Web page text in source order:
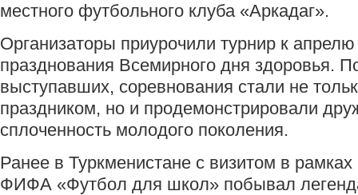
местного футбольного клуба «Аркадаг».
Организаторы приурочили турнир к
празднования Всемирного дня здоровья.
выступавших, соревнования стали не
праздником, но и продемонстрировали
сплоченность молодого поколения.
Ранее в Туркменистане с визитом в
ФИФА «Футбол для школ» побывал